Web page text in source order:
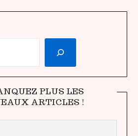
PLUS LES
ARTICLES !